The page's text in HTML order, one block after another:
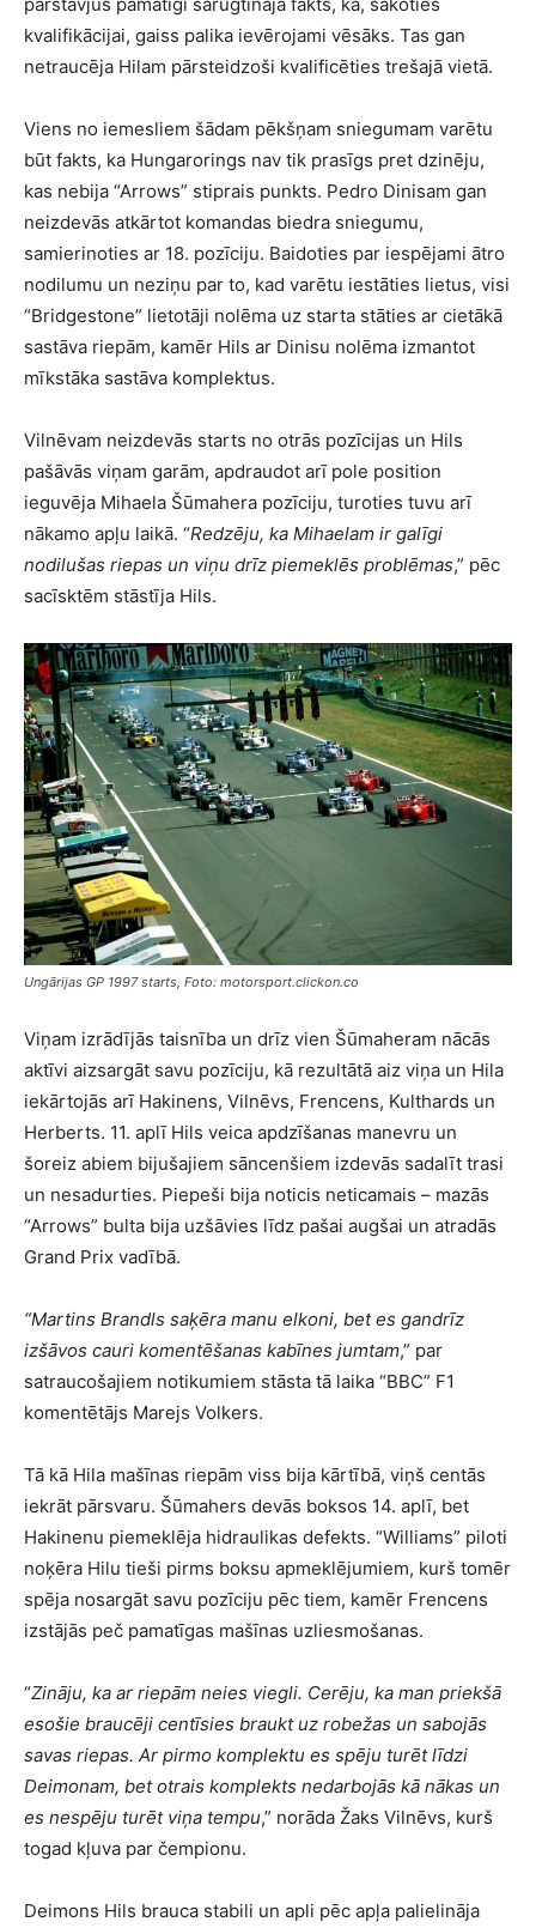
kvalifikācijai, gaiss palika ievērojami vēsāks. Tas gan
netraucēja Hilam pārsteidzoši kvalificēties trešajā vietā.
Viens no iemesliem šādam pēkšņam sniegumam varētu
būt fakts, ka Hungarorings nav tik prasīgs pret dzinēju,
kas nebija “Arrows” stiprais punkts. Pedro Dinisam gan
neizdevās atkārtot komandas biedra sniegumu,
samierinoties ar 18. pozīciju. Baidoties par iespējami ātro
nodilumu un neziņu par to, kad varētu iestāties lietus, visi
“Bridgestone” lietotāji nolēma uz starta stāties ar cietākā
sastāva riepām, kamēr Hils ar Dinisu nolēma izmantot
mīkstāka sastāva komplektus.
Vilnēvam neizdevās starts no otrās pozīcijas un Hils
pašāvās viņam garām, apdraudot arī pole position
ieguvēja Mihaela Šūmahera pozīciju, turoties tuvu arī
nākamo apļu laikā. “Redzēju, ka Mihaelam ir galīgi
nodilušas riepas un viņu drīz piemeklēs problēmas,” pēc
sacīsktēm stāstīja Hils.
Ungārijas GP 1997 starts, Foto: motorsport.clickon.co
Viņam izrādījās taisnība un drīz vien Šūmaheram nācās
aktīvi aizsargāt savu pozīciju, kā rezultātā aiz viņa un Hila
iekārtojās arī Hakinens, Vilnēvs, Frencens, Kulthards un
Herberts. 11. aplī Hils veica apdzīšanas manevru un
šoreiz abiem bijušajiem sāncenšiem izdevās sadalīt trasi
un nesadurties. Piepeši bija noticis neticamais – mazās
“Arrows” bulta bija uzšāvies līdz pašai augšai un atradās
Grand Prix vadībā.
“Martins Brandls saķēra manu elkoni, bet es gandrīz
izšāvos cauri komentēšanas kabīnes jumtam,” par
satraucošajiem notikumiem stāsta tā laika “BBC” F1
komentētājs Marejs Volkers.
Tā kā Hila mašīnas riepām viss bija kārtībā, viņš centās
iekrāt pārsvaru. Šūmahers devās boksos 14. aplī, bet
Hakinenu piemeklēja hidraulikas defekts. “Williams” piloti
noķēra Hilu tieši pirms boksu apmeklējumiem, kurš tomēr
spēja nosargāt savu pozīciju pēc tiem, kamēr Frencens
izstājās peč pamatīgas mašīnas uzliesmošanas.
“Zināju, ka ar riepām neies viegli. Cerēju, ka man priekšā
esošie braucēji centīsies braukt uz robežas un sabojās
savas riepas. Ar pirmo komplektu es spēju turēt līdzi
Deimonam, bet otrais komplekts nedarbojās kā nākas un
es nespēju turēt viņa tempu,” norāda Žaks Vilnēvs, kurš
togad kļuva par čempionu.
Deimons Hils brauca stabili un apli pēc apļa palielināja